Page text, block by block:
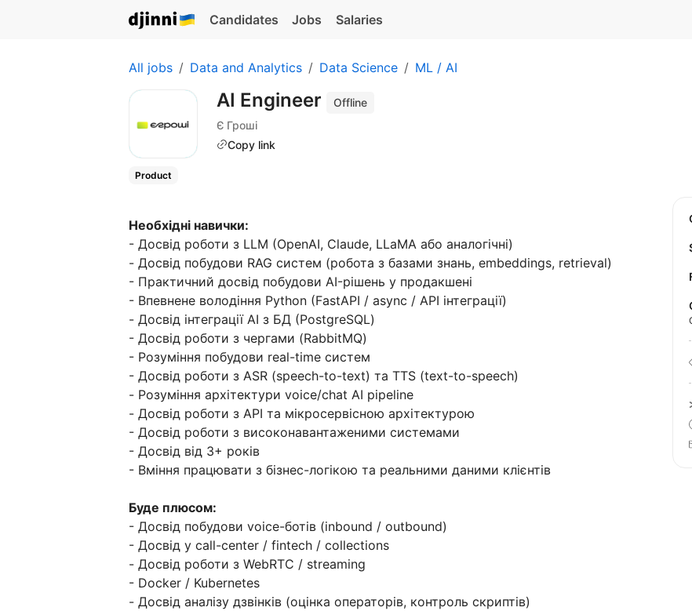
Candidates Jobs Salaries
All jobs Data and Analytics Data Science ML / AI
AI Engineer
Offline
Є Гроші
Copy link
Product
Необхідні навички:
- Досвід роботи з LLM (OpenAI, Claude, LLaMA або аналогічні)
- Досвід побудови RAG систем (робота з базами знань, embeddings, retrieval)
- Практичний досвід побудови AI-рішень у продакшені
- Впевнене володіння Python (FastAPI / async / API інтеграції)
- Досвід інтеграції AI з БД (PostgreSQL)
- Досвід роботи з чергами (RabbitMQ)
- Розуміння побудови real-time систем
- Досвід роботи з ASR (speech-to-text) та TTS (text-to-speech)
- Розуміння архітектури voice/chat AI pipeline
- Досвід роботи з API та мікросервісною архітектурою
- Досвід роботи з високонавантаженими системами
- Досвід від 3+ років
- Вміння працювати з бізнес-логікою та реальними даними клієнтів
Буде плюсом:
- Досвід побудови voice-ботів (inbound / outbound)
- Досвід у call-center / fintech / collections
- Досвід роботи з WebRTC / streaming
- Docker / Kubernetes
- Досвід аналізу дзвінків (оцінка операторів, контроль скриптів)